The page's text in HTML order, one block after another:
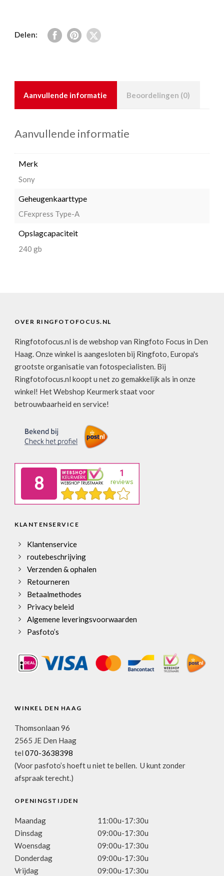
Delen:
Aanvullende informatie Beoordelingen (0)
Aanvullende informatie
Merk
Sony
Geheugenkaarttype
CFexpress Type-A
Opslagcapaciteit
240 gb
OVER RINGFOTOFOCUS.NL
Ringfotofocus.nl is de webshop van Ringfoto Focus in Den
Haag. Onze winkel is aangesloten bij Ringfoto, Europa's
grootste organisatie van fotospecialisten. Bij
Ringfotofocus.nl koopt u net zo gemakkelijk als in onze
winkel! Het Webshop Keurmerk staat voor
betrouwbaarheid en service!
KLANTENSERVICE
Klantenservice
routebeschrijving
Verzenden & ophalen
Retourneren
Betaalmethodes
Privacy beleid
Algemene leveringsvoorwaarden
Pasfoto’s
WINKEL DEN HAAG
Thomsonlaan 96
2565 JE Den Haag
tel 070-3638398
(Voor pasfoto’s hoeft u niet te bellen. U kunt zonder
afspraak terecht.)
OPENINGSTIJDEN
Maandag
11:00u-17:30u
Dinsdag
09:00u-17:30u
Woensdag
09:00u-17:30u
Donderdag
09:00u-17:30u
Vrijdag
09:00u-17:30u